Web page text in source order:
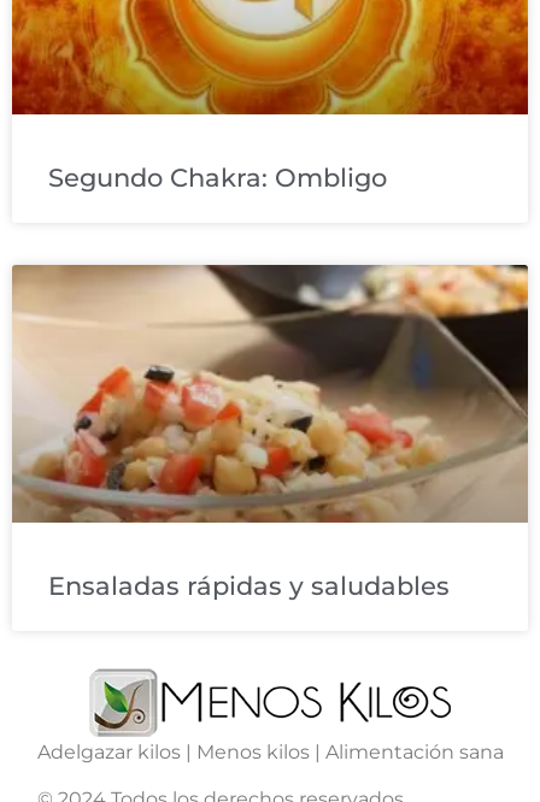
Segundo Chakra: Ombligo
Ensaladas rápidas y saludables
Adelgazar kilos | Menos kilos | Alimentación sana